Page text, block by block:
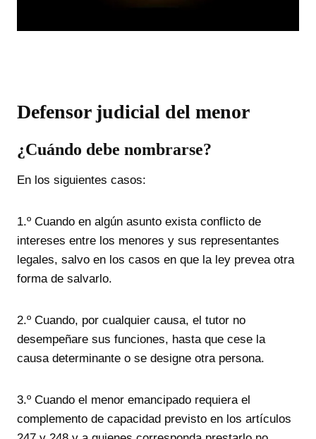
Defensor judicial del menor
¿Cuándo debe nombrarse?
En los siguientes casos:
1.º Cuando en algún asunto exista conflicto de
intereses entre los menores y sus representantes
legales, salvo en los casos en que la ley prevea otra
forma de salvarlo.
2.º Cuando, por cualquier causa, el tutor no
desempeñare sus funciones, hasta que cese la
causa determinante o se designe otra persona.
3.º Cuando el menor emancipado requiera el
complemento de capacidad previsto en los artículos